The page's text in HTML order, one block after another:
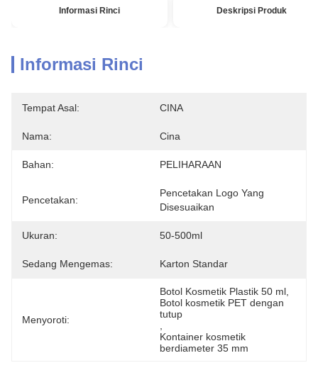
Informasi Rinci Deskripsi Produk
Informasi Rinci
Tempat Asal: CINA
Nama: Cina
Bahan: PELIHARAAN
Pencetakan:
Pencetakan Logo Yang
Disesuaikan
Ukuran: 50-500ml
Sedang Mengemas: Karton Standar
Menyoroti:
Botol Kosmetik Plastik 50 ml
Botol kosmetik PET dengan
tutup
Kontainer kosmetik
berdiameter 35 mm